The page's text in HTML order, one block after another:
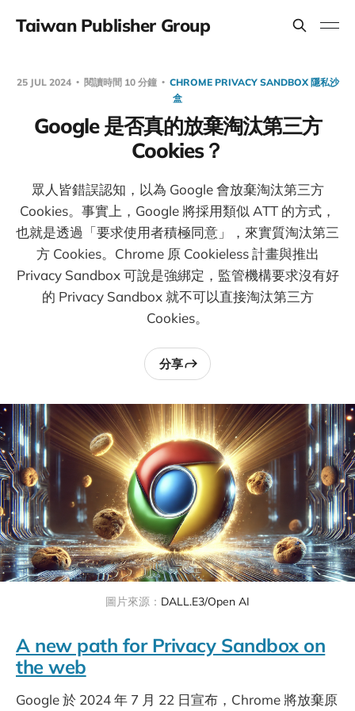
Taiwan Publisher Group
25 JUL 2024 閱讀時間 10 分鐘
CHROME PRIVACY SANDBOX 隱私沙
盒
Google 是否真的放棄淘汰第三方
Cookies？
眾人皆錯誤認知，以為 Google 會放棄淘汰第三方
Cookies。事實上，Google 將採用類似 ATT 的方式，
也就是透過「要求使用者積極同意」，來實質淘汰第三
方 Cookies。Chrome 原 Cookieless 計畫與推出
Privacy Sandbox 可說是強綁定，監管機構要求沒有好
的 Privacy Sandbox 就不可以直接淘汰第三方
Cookies。
分享
圖片來源： DALL.E3/Open AI
A new path for Privacy Sandbox on
the web
Google 於 2024 年 7 月 22 日宣布，Chrome 將放棄原